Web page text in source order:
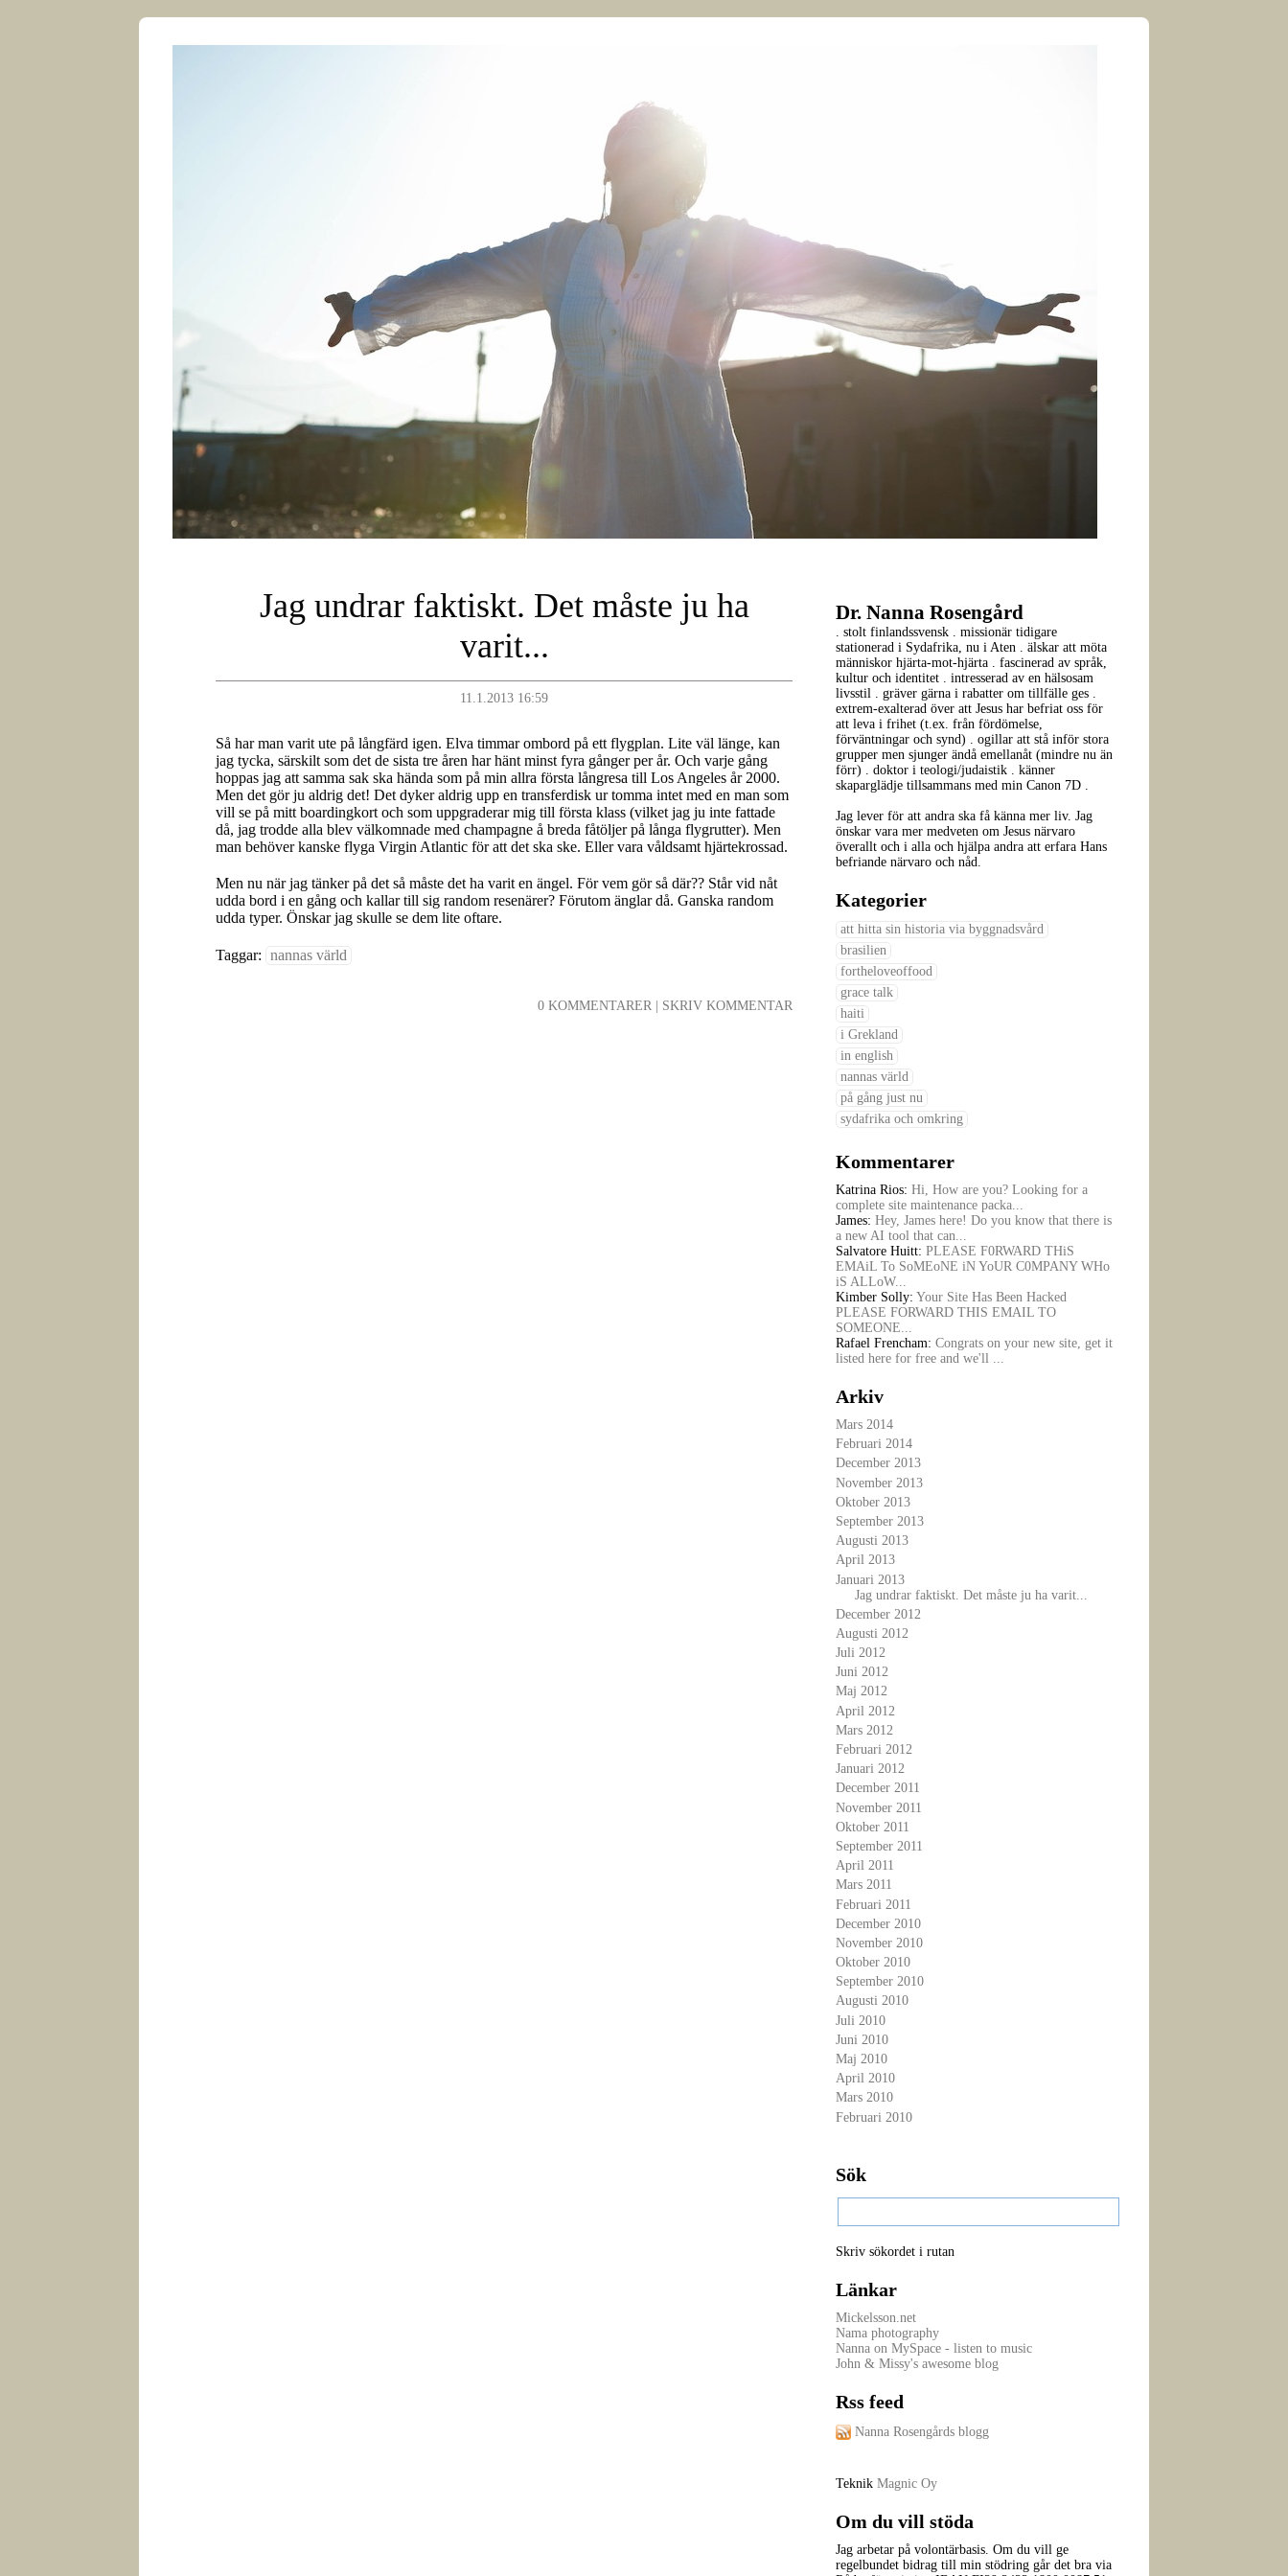
Jag undrar faktiskt. Det måste ju ha
varit...
11.1.2013 16:59
Så har man varit ute på långfärd igen. Elva timmar ombord på ett flygplan. Lite väl länge, kan
jag tycka, särskilt som det de sista tre åren har hänt minst fyra gånger per år. Och varje gång
hoppas jag att samma sak ska hända som på min allra första långresa till Los Angeles år 2000.
Men det gör ju aldrig det! Det dyker aldrig upp en transferdisk ur tomma intet med en man som
vill se på mitt boardingkort och som uppgraderar mig till första klass (vilket jag ju inte fattade
då, jag trodde alla blev välkomnade med champagne å breda fåtöljer på långa flygrutter). Men
man behöver kanske flyga Virgin Atlantic för att det ska ske. Eller vara våldsamt hjärtekrossad.
Men nu när jag tänker på det så måste det ha varit en ängel. För vem gör så där?? Står vid nåt
udda bord i en gång och kallar till sig random resenärer? Förutom änglar då. Ganska random
udda typer. Önskar jag skulle se dem lite oftare.
Taggar: nannas värld
0 KOMMENTARER SKRIV KOMMENTAR
Dr. Nanna Rosengård
. stolt finlandssvensk . missionär tidigare
stationerad i Sydafrika, nu i Aten . älskar att möta
människor hjärta-mot-hjärta . fascinerad av språk,
kultur och identitet . intresserad av en hälsosam
livsstil . gräver gärna i rabatter om tillfälle ges .
extrem-exalterad över att Jesus har befriat oss för
att leva i frihet (t.ex. från fördömelse,
förväntningar och synd) . ogillar att stå inför stora
grupper men sjunger ändå emellanåt (mindre nu än
förr) . doktor i teologi/judaistik . känner
skaparglädje tillsammans med min Canon 7D .
Jag lever för att andra ska få känna mer liv. Jag
önskar vara mer medveten om Jesus närvaro
överallt och i alla och hjälpa andra att erfara Hans
befriande närvaro och nåd.
Kategorier
att hitta sin historia via byggnadsvård
brasilien
fortheloveoffood
grace talk
haiti
i Grekland
in english
nannas värld
på gång just nu
sydafrika och omkring
Kommentarer
Katrina Rios: Hi, How are you? Looking for a
complete site maintenance packa...
James: Hey, James here! Do you know that there is
a new AI tool that can...
Salvatore Huitt: PLEASE F0RWARD THiS
EMAiL To SoMEoNE iN YoUR C0MPANY WHo
iS ALLoW...
Kimber Solly: Your Site Has Been Hacked
PLEASE FORWARD THIS EMAIL TO
SOMEONE...
Rafael Frencham: Congrats on your new site, get it
listed here for free and we'll ...
Arkiv
Mars 2014
Februari 2014
December 2013
November 2013
Oktober 2013
September 2013
Augusti 2013
April 2013
Januari 2013
Jag undrar faktiskt. Det måste ju ha varit...
December 2012
Augusti 2012
Juli 2012
Juni 2012
Maj 2012
April 2012
Mars 2012
Februari 2012
Januari 2012
December 2011
November 2011
Oktober 2011
September 2011
April 2011
Mars 2011
Februari 2011
December 2010
November 2010
Oktober 2010
September 2010
Augusti 2010
Juli 2010
Juni 2010
Maj 2010
April 2010
Mars 2010
Februari 2010
Sök
Skriv sökordet i rutan
Länkar
Mickelsson.net
Nama photography
Nanna on MySpace - listen to music
John & Missy's awesome blog
Rss feed
Nanna Rosengårds blogg
Teknik Magnic Oy
Om du vill stöda
Jag arbetar på volontärbasis. Om du vill ge
regelbundet bidrag till min stödring går det bra via